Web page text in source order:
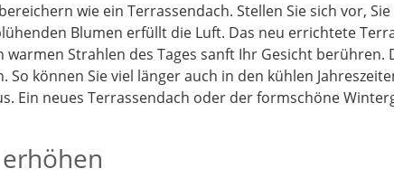
wie ein Terrassendach. Stellen Sie sich vor,
Blumen erfüllt die Luft. Das neu errichtete
Strahlen des Tages sanft Ihr Gesicht
können Sie viel länger auch in den kühlen
Ein neues Terrassendach oder der formschöne